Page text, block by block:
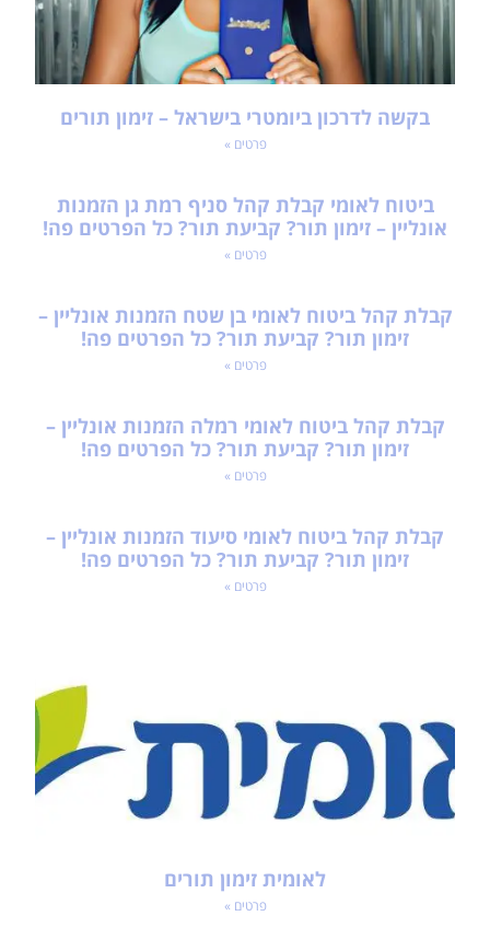
בקשה לדרכון ביומטרי בישראל – זימון תורים
פרטים »
ביטוח לאומי קבלת קהל סניף רמת גן הזמנות
אונליין – זימון תור? קביעת תור? כל הפרטים פה!
פרטים »
קבלת קהל ביטוח לאומי בן שטח הזמנות אונליין –
זימון תור? קביעת תור? כל הפרטים פה!
פרטים »
קבלת קהל ביטוח לאומי רמלה הזמנות אונליין –
זימון תור? קביעת תור? כל הפרטים פה!
פרטים »
קבלת קהל ביטוח לאומי סיעוד הזמנות אונליין –
זימון תור? קביעת תור? כל הפרטים פה!
פרטים »
לאומית זימון תורים
פרטים »